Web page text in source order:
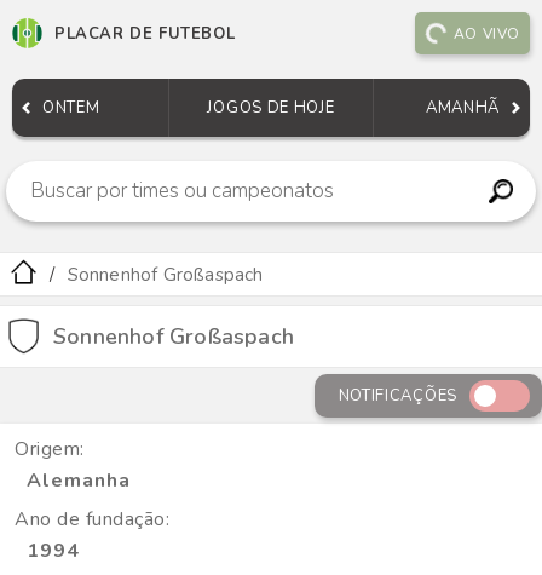
PLACAR DE FUTEBOL AO VIVO
ONTEM JOGOS DE HOJE AMANHÃ
Sonnenhof Großaspach
Sonnenhof Großaspach
NOTIFICAÇÕES
Origem:
Alemanha
Ano de fundação:
1994